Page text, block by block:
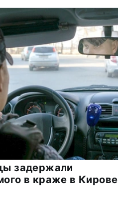
задержали
в краже в Кирове